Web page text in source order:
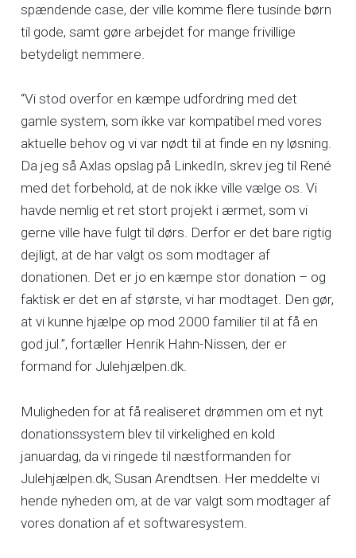
spændende case, der ville komme flere tusinde børn
til gode, samt gøre arbejdet for mange frivillige
betydeligt nemmere.
“Vi stod overfor en kæmpe udfordring med det
gamle system, som ikke var kompatibel med vores
aktuelle behov og vi var nødt til at finde en ny løsning.
Da jeg så Axlas opslag på LinkedIn, skrev jeg til René
med det forbehold, at de nok ikke ville vælge os. Vi
havde nemlig et ret stort projekt i ærmet, som vi
gerne ville have fulgt til dørs. Derfor er det bare rigtig
dejligt, at de har valgt os som modtager af
donationen. Det er jo en kæmpe stor donation – og
faktisk er det en af største, vi har modtaget. Den gør,
at vi kunne hjælpe op mod 2000 familier til at få en
god jul.”, fortæller Henrik Hahn-Nissen, der er
formand for Julehjælpen.dk.
Muligheden for at få realiseret drømmen om et nyt
donationssystem blev til virkelighed en kold
januardag, da vi ringede til næstformanden for
Julehjælpen.dk, Susan Arendtsen. Her meddelte vi
hende nyheden om, at de var valgt som modtager af
vores donation af et softwaresystem.